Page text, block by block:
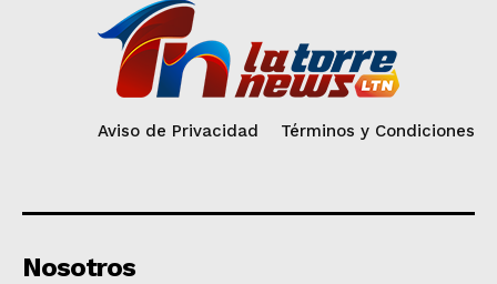
Aviso de Privacidad Términos y Condiciones
Nosotros